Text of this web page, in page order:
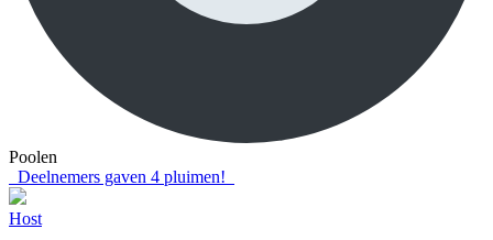
Poolen
Deelnemers gaven 4 pluimen!
Host